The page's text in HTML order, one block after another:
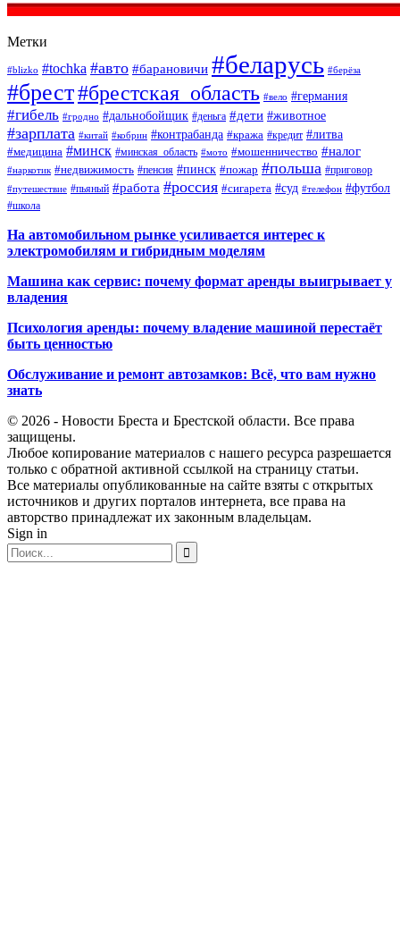
Метки
#blizko #tochka #авто #барановичи #беларусь #берёза
#брест#брестская_область #вело #германия
#гибель #гродно #дальнобойщик #деньга #дети #животное
#зарплата #китай #кобрин #контрабанда #кража #кредит #литва
#медицина #минск #минская_область #мото #мошенничество #налог
#наркотик #недвижимость #пенсия #пинск #пожар #польша #приговор
#путешествие #пьяный #работа #россия #сигарета #суд #телефон #футбол
#школа
На автомобильном рынке усиливается интерес к
электромобилям и гибридным моделям
Машина как сервис: почему формат аренды выигрывает у
владения
Психология аренды: почему владение машиной перестаёт
быть ценностью
Обслуживание и ремонт автозамков: Всё, что вам нужно
знать
© 2026 - Новости Бреста и Брестской области. Все права
защищены.
Любое копирование материалов с нашего ресурса разрешается
только с обратной активной ссылкой на страницу статьи.
Все материалы опубликованные на сайте взяты с открытых
источников и других порталов интернета, все права на
авторство принадлежат их законным владельцам.
Sign in